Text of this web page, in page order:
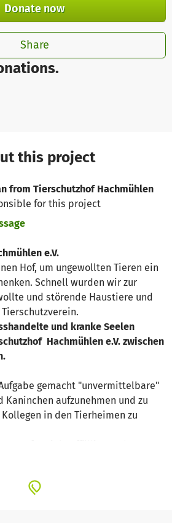
Donate now
Share
this project
from Tierschutzhof Hachmühlen
for this project
e.V.
Hof, um ungewollten Tieren ein
Schnell wurden wir zur
und störende Haustiere und
und kranke Seelen
Hachmühlen e.V. zwischen
gemacht "unvermittelbare"
Kaninchen aufzunehmen und zu
in den Tierheimen zu
die immer wieder ein
zeigen.